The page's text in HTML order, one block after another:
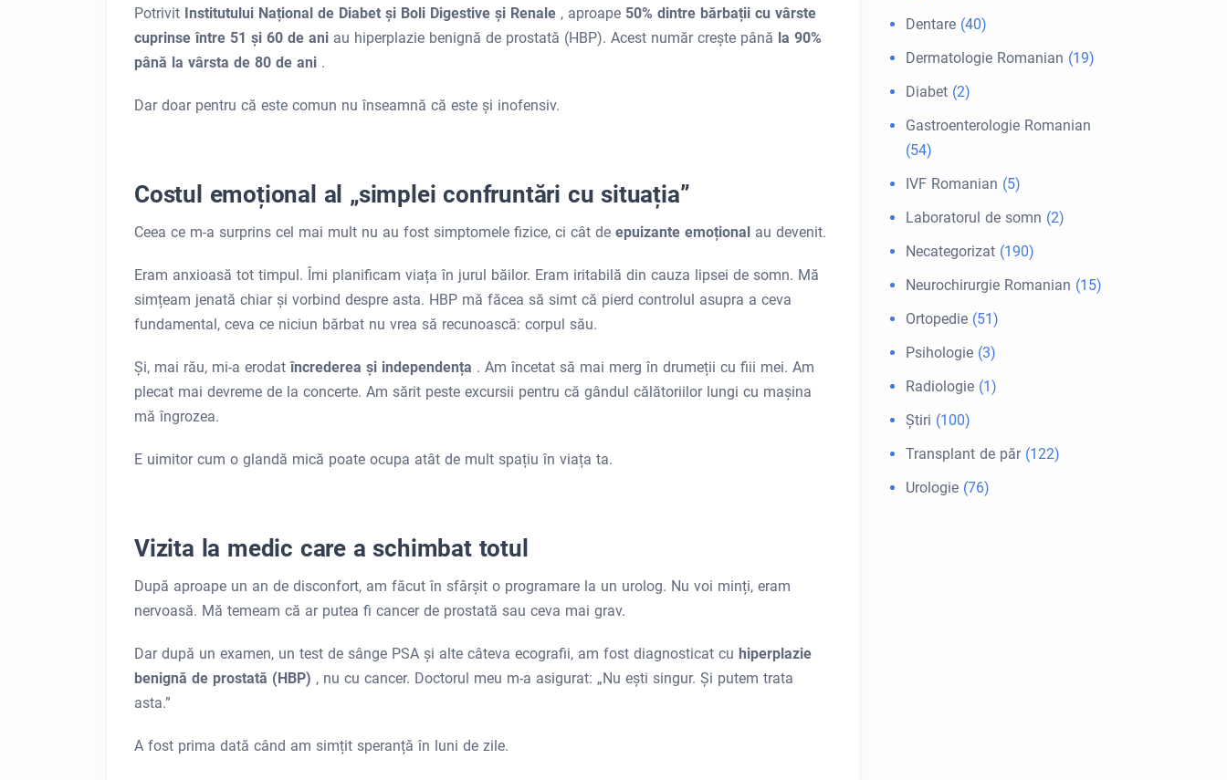
Potrivit Institutului Național de Diabet și Boli Digestive și Renale , aproape 50% dintre bărbații cu vârste
cuprinse între 51 și 60 de ani au hiperplazie benignă de prostată (HBP). Acest număr crește până la 90%
până la vârsta de 80 de ani .
Dar doar pentru că este comun nu înseamnă că este și inofensiv.
Costul emoțional al „simplei confruntări cu situația”
Ceea ce m-a surprins cel mai mult nu au fost simptomele fizice, ci cât de epuizante emoțional au devenit.
Eram anxioasă tot timpul. Îmi planificam viața în jurul băilor. Eram iritabilă din cauza lipsei de somn. Mă
simțeam jenată chiar și vorbind despre asta. HBP mă făcea să simt că pierd controlul asupra a ceva
fundamental, ceva ce niciun bărbat nu vrea să recunoască: corpul său.
Și, mai rău, mi-a erodatîncrederea și independența . Am încetat să mai merg în drumeții cu fiii mei. Am
plecat mai devreme de la concerte. Am sărit peste excursii pentru că gândul călătoriilor lungi cu mașina
mă îngrozea.
E uimitor cum o glandă mică poate ocupa atât de mult spațiu în viața ta.
Vizita la medic care a schimbat totul
După aproape un an de disconfort, am făcut în sfârșit o programare la un urolog. Nu voi minți, eram
nervoasă. Mă temeam că ar putea fi cancer de prostată sau ceva mai grav.
Dar după un examen, un test de sânge PSA și alte câteva ecografii, am fost diagnosticat cu hiperplazie
benignă de prostată (HBP) , nu cu cancer. Doctorul meu m-a asigurat: „Nu ești singur. Și putem trata
asta.”
A fost prima dată când am simțit speranță în luni de zile.
Dentare (40)
Dermatologie Romanian (19)
Diabet (2)
Gastroenterologie Romanian
(54)
IVF Romanian (5)
Laboratorul de somn (2)
Necategorizat (190)
Neurochirurgie Romanian (15)
Ortopedie (51)
Psihologie (3)
Radiologie (1)
Ştiri (100)
Transplant de păr(122)
Urologie (76)